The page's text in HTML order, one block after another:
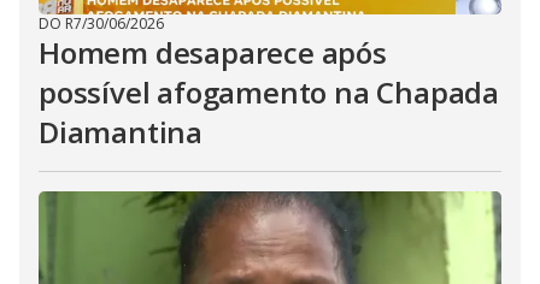
DO R7/30/06/2026
Homem desaparece após
possível afogamento na Chapada
Diamantina